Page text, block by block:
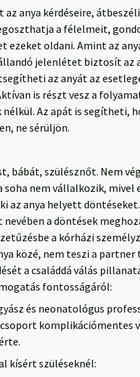
anya kérdéseire,
a félelmeit,
oldani. Amint az
jelenlétet biztosít az
az anyát az
is részt vesz a
Az apát is segítheti,
ne sérüljön.
bábát, szülésznőt. Nem
soha nem vállalkozik, mivel
az anya helyett
a döntések
a kórházi
közé, nem teszi a
a családdá válás
fontosságáról:
és neonatológus
komplikációmentes
kísért szüléseknél: